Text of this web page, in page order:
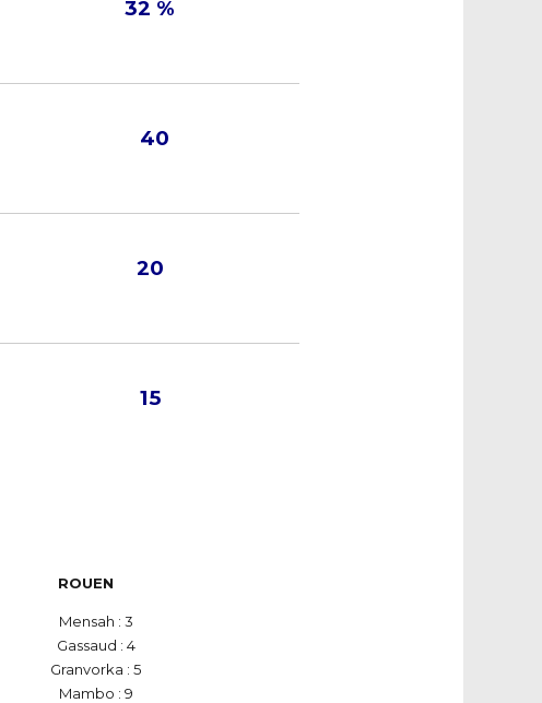
32 %
40
20
15
ROUEN
Mensah : 3
Gassaud : 4
Granvorka : 5
Mambo : 9